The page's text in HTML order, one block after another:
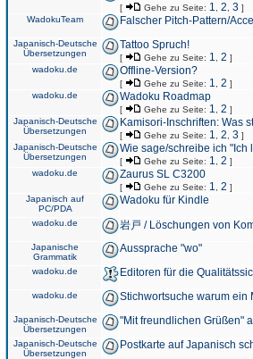
[ Gehe zu Seite: 1 2 3 ]
WadokuTeam
Falscher Pitch-Pattern/
Japanisch-Deutsche
Übersetzungen
Tattoo Spruch!
[ Gehe zu Seite: 1 2 ]
wadoku.de
Offline-Version?
[ Gehe zu Seite: 1 2 ]
wadoku.de
Wadoku Roadmap
[ Gehe zu Seite: 1 2 ]
Japanisch-Deutsche
Übersetzungen
Kamisori-Inschriften: Was
[ Gehe zu Seite: 1 2 3 ]
Japanisch-Deutsche
Übersetzungen
Wie sage/schreibe ich "Ich
[ Gehe zu Seite: 1 2 ]
wadoku.de
Zaurus SL C3200
[ Gehe zu Seite: 1 2 ]
Japanisch auf
PC/PDA
Wadoku für Kindle
wadoku.de 岩戸 / Löschungen von
Japanische
Grammatik
Aussprache "wo"
wadoku.de Editoren für die
wadoku.de Stichwortsuche warum ein
Japanisch-Deutsche
Übersetzungen
"Mit freundlichen Grüßen"
Japanisch-Deutsche
Übersetzungen
Postkarte auf Japanisch